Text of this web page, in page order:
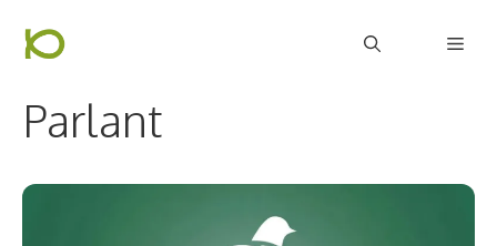
Parlant